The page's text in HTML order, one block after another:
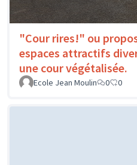
"Cour rires!" ou
espaces attractifs
une cour végétalisée.
Ecole Jean Moulin 0 0